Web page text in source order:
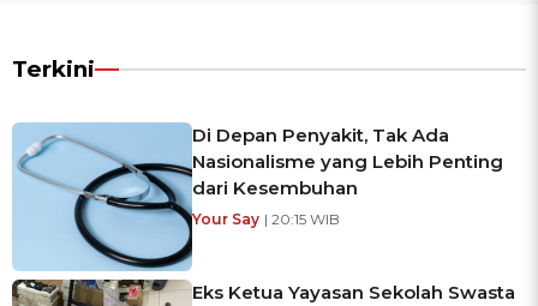
Terkini
Di Depan Penyakit, Tak Ada
Nasionalisme yang Lebih Penting
dari Kesembuhan
Your Say | 20:15 WIB
Eks Ketua Yayasan Sekolah Swasta